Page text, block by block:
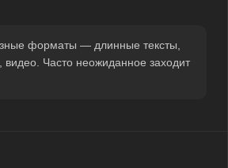
форматы — длинные тексты,
видео. Часто неожиданное заходит